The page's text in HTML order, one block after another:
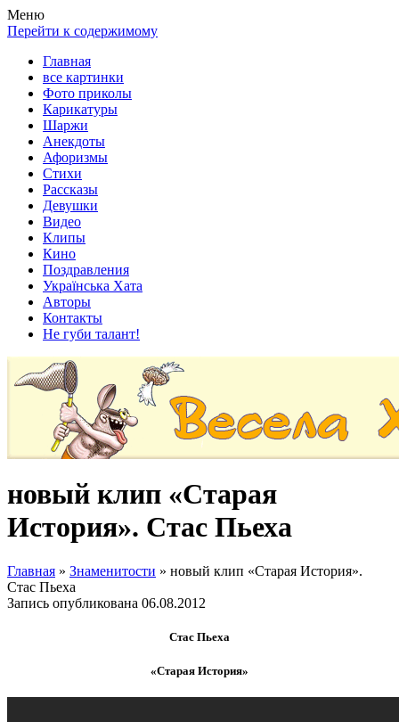
Весела хата — прикольные картинки, смешные истории,
клипы!
Покажем всем ваши фото приколы, карикатуры, шаржи, стихи,
рассказы, видео и песни!
Меню
Перейти к содержимому
Главная
все картинки
Фото приколы
Карикатуры
Шаржи
Анекдоты
Афоризмы
Стихи
Рассказы
Девушки
Видео
Клипы
Кино
Поздравления
Українська Хата
Авторы
Контакты
Не губи талант!
новый клип «Старая
История». Стас Пьеха
Главная » Знаменитости » новый клип «Старая История».
Стас Пьеха
Запись опубликована 06.08.2012
Стас Пьеха
«Старая История»